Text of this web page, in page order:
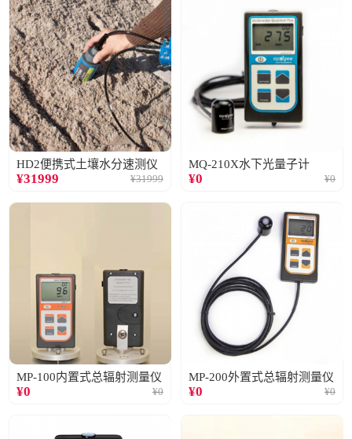
HD2便携式土壤水分速测仪
¥31999 ¥31999
MQ-210X水下光量子计
¥0 ¥0
MP-100内置式总辐射测量仪
¥0 ¥0
MP-200外置式总辐射测量仪
¥0 ¥0